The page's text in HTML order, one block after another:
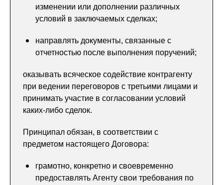
изменении или дополнении различных
условий в заключаемых сделках;
направлять документы, связанные с
отчетностью после выполнения поручений;
оказывать всяческое содействие контрагенту
при ведении переговоров с третьими лицами и
принимать участие в согласовании условий
каких-либо сделок.
Принципал обязан, в соответствии с
предметом настоящего Договора:
грамотно, конкретно и своевременно
предоставлять Агенту свои требования по